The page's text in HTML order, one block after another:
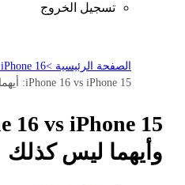
تسجيل الخروج
الصفحة الرئيسية >iPhone 16 >
iPhone 16 vs iPhone 15: أيهما أفضل وأيهما ليس كذلك
وأيهما ليس كذلك